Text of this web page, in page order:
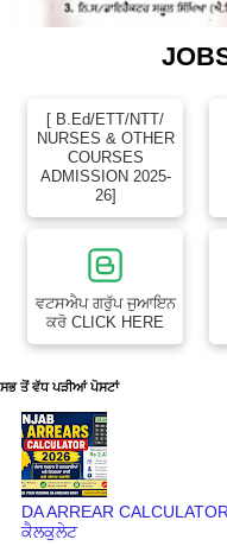
[ B.Ed/ETT/NTT/
NURSES & OTHER
COURSES
ADMISSION 2025-
26]
ਵਟਸਐਪ ਗਰੁੱਪ ਜੁਆਇਨ
ਕਰੋ CLICK HERE
ਸਭ ਤੋਂ ਵੱਧ ਪੜੀਆਂ ਪੋਸਟਾਂ
DA ARREAR
ਕੈਲਕੁਲੇਟ